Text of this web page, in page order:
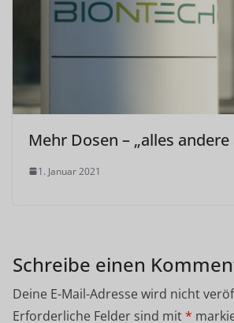
Mehr Dosen – „alles
1. Januar 2021
Schreibe einen
Deine E-Mail-Adresse wird nicht
Erforderliche Felder sind mit*